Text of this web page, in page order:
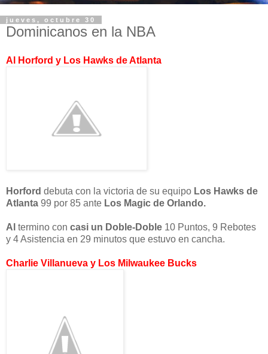
jueves, octubre 30
Dominicanos en la NBA
Al Horford y Los Hawks de Atlanta
Horford debuta con la victoria de su equipo Los Hawks de
Atlanta 99 por 85 ante Los Magic de Orlando.
Al termino con casi un Doble-Doble 10 Puntos, 9 Rebotes
y 4 Asistencia en 29 minutos que estuvo en cancha.
Charlie Villanueva y Los Milwaukee Bucks